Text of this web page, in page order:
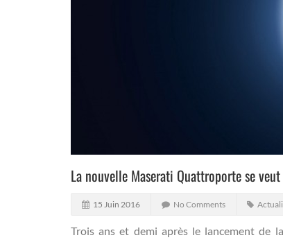
La nouvelle Maserati Quattroporte se
15 Juin 2016 No Comments
Trois ans et demi après le lancement de